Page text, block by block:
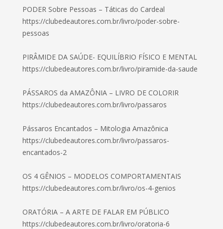
PODER Sobre Pessoas – Táticas do Cardeal
https://clubedeautores.com.br/livro/poder-sobre-
pessoas
PIRÂMIDE DA SAÚDE- EQUILÍBRIO FÍSICO E MENTAL
https://clubedeautores.com.br/livro/piramide-da-saude
PÁSSAROS da AMAZÔNIA – LIVRO DE COLORIR
https://clubedeautores.com.br/livro/passaros
Pássaros Encantados – Mitologia Amazônica
https://clubedeautores.com.br/livro/passaros-
encantados-2
OS 4 GÊNIOS – MODELOS COMPORTAMENTAIS
https://clubedeautores.com.br/livro/os-4-genios
ORATÓRIA – A ARTE DE FALAR EM PÚBLICO
https://clubedeautores.com.br/livro/oratoria-6